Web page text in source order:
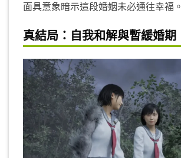
面具意象暗示這段婚姻未必通往幸福。
真結局：自我和解與暫緩婚期